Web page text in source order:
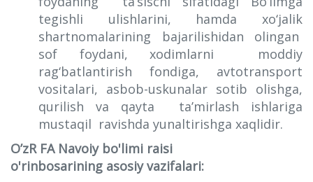
tegishli ulishlarini, hamda xo‘jalik
shartnomalarining bajarilishidan olingan
sof foydani, xodimlarni moddiy
rag‘batlantirish fondiga, avtotransport
vositalari, asbob-uskunalar sotib olishga,
qurilish va qayta ta’mirlash ishlariga
mustaqil ravishda yunaltirishga xaqlidir.
O’zR FA Navoiy bo'limi raisi
o'rinbosarining asosiy vazifalari: